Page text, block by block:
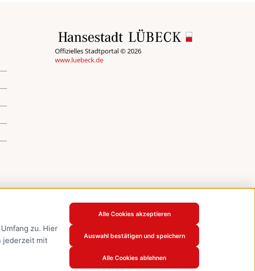
zu. Hier
jederzeit mit
Alle Cookies akzeptieren
Auswahl bestätigen und speichern
Alle Cookies ablehnen
Offizielles Stadtportal © 2026
www.luebeck.de